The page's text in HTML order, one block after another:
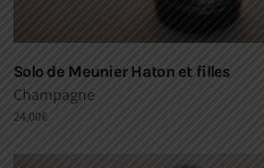
Solo de Meunier Haton et filles
Champagne
24,00€